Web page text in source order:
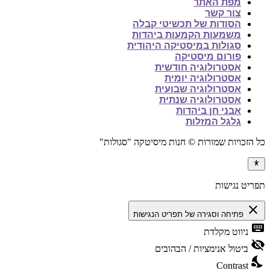
מפת האתר
צור קשר
הסודות של תכשיטי קבלה
משמעות הקמעות ביהדות
סגולות במיסטיקה היהודית
פורום מיסטיקה
אסטרולוגיה חודשית
אסטרולוגיה יומית
אסטרולוגיה שבועית
אסטרולוגיה שנתית
אבני חן ביהדות
גלגל המזלות
כל הזכויות שמורות © חנות מיסיטקה "סגולות"
תפריט נגישות
close פתיחה וסגירה של תפריט הנגישות
keyboard ניווט מקלדת
visibility_off ביטול אנימציות / הבהובים
nights_stay
Contrast